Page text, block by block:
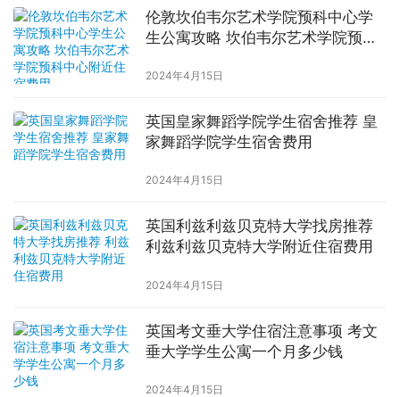
伦敦坎伯韦尔艺术学院预科中心学
生公寓攻略 坎伯韦尔艺术学院预科
2024年4月15日
英国皇家舞蹈学院学生宿舍推荐 皇
家舞蹈学院学生宿舍费用
2024年4月15日
英国利兹利兹贝克特大学找房推荐
利兹利兹贝克特大学附近住宿费用
2024年4月15日
英国考文垂大学住宿注意事项 考文
垂大学学生公寓一个月多少钱
2024年4月15日